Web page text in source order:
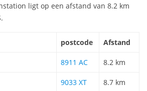
ligt op een afstand van 8.2 km
postcode Afstand
8911 AC 8.2 km
9033 XT 8.7 km